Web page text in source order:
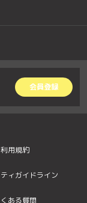
会員登録
利用規約
ィガイドライン
ある質問